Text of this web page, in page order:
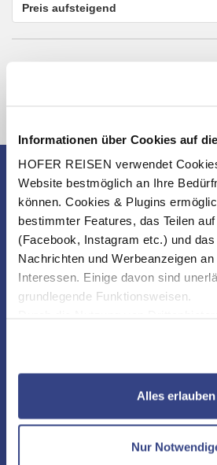
Informationen über Cookies auf
HOFER REISEN verwendet
Website bestmöglich an Ihre
können. Cookies & Plugins
bestimmter Features, das Teilen
(Facebook, Instagram etc.) und
Nachrichten und Werbeanzeigen
Interessen. Einige davon sind
grundlegende Funktionsweisen.
zusätzliche Dienste bzw.
nutzen und uns sowie Dritten
ermöglichen, dabei kommt es auch
Datenschutzseite
Alles erlauben
Nur
Preis aufsteigend
KONTAKT &